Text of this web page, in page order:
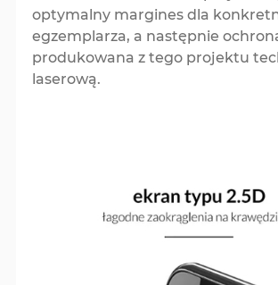
optymalny margines dla
egzemplarza, a następnie
produkowana z tego projektu
laserową.